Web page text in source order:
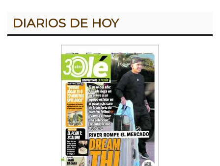
DIARIOS DE HOY